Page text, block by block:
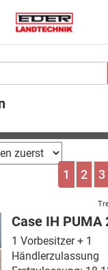
1 2 3
Case IH PUMA
1 Vorbesitzer + 1
Händlerzulassung